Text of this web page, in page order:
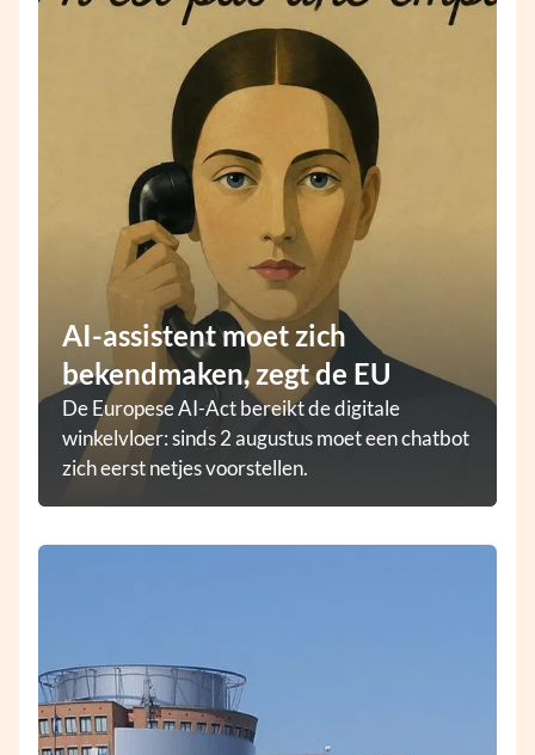
AI-assistent moet zich
bekendmaken, zegt de EU
De Europese AI-Act bereikt de digitale
winkelvloer: sinds 2 augustus moet een chatbot
zich eerst netjes voorstellen.